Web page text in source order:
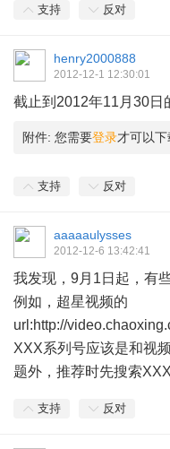
支持 反对
henry2000888
2012-12-1 12:30:01
截止到2012年11月30日
附件: 您需要登录才可以
支持 反对
aaaaaulysses
2012-12-6 13:42:41
我发现，9月1日起，有
例如，超星视频的
url:http://
XXX系列号应该是和视
题外，推荐时先搜索
支持 反对